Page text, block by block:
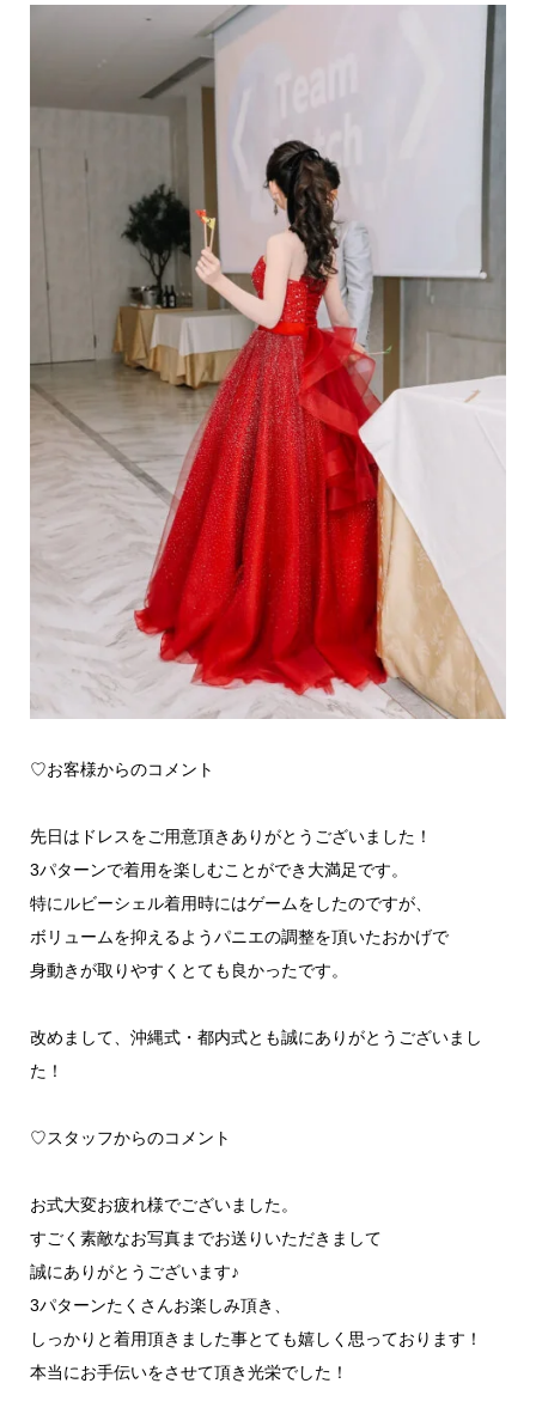
♡お客様からのコメント
先日はドレスをご用意頂きありがとうございました！
3パターンで着用を楽しむことができ大満足です。
特にルビーシェル着用時にはゲームをしたのですが、
ボリュームを抑えるようパニエの調整を頂いたおかげで
身動きが取りやすくとても良かったです。
改めまして、沖縄式・都内式とも誠にありがとうございまし
た！
♡スタッフからのコメント
お式大変お疲れ様でございました。
すごく素敵なお写真までお送りいただきまして
誠にありがとうございます♪
3パターンたくさんお楽しみ頂き、
しっかりと着用頂きました事とても嬉しく思っております！
本当にお手伝いをさせて頂き光栄でした！